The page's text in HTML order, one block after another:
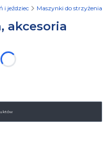
i jeździec Maszynki do strzyżenia
akcesoria